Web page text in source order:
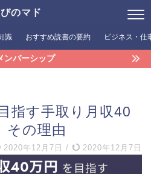
のマド
識 おすすめ読書の要約 ビジネス・仕
ンバーシップ
指す手取り月収40
その理由
2020年12月7日 / 2020年12月7日